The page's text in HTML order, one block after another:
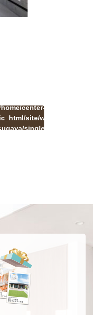
center-
site/wp-
single.php